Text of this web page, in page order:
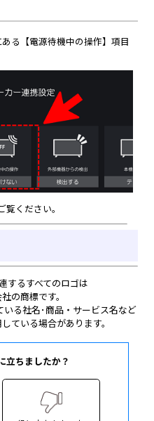
立ちましたか？